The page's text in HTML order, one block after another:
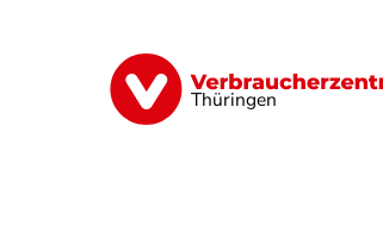
Thüringen
Finanzen Digitales